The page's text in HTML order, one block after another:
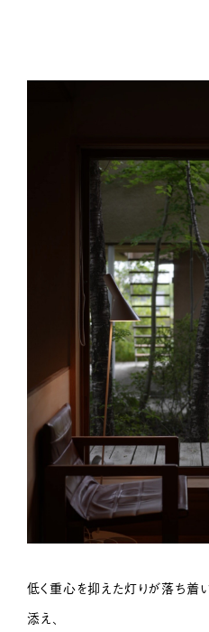
低く重心を抑えた灯りが落ち着
添え、